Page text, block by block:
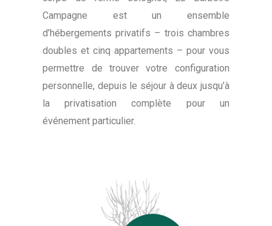
Campagne est un ensemble
d’hébergements privatifs – trois chambres
doubles et cinq appartements – pour vous
permettre de trouver votre configuration
personnelle, depuis le séjour à deux jusqu’à
la privatisation complète pour un
événement particulier.